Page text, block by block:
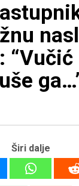
“Vučić
Širi dalje